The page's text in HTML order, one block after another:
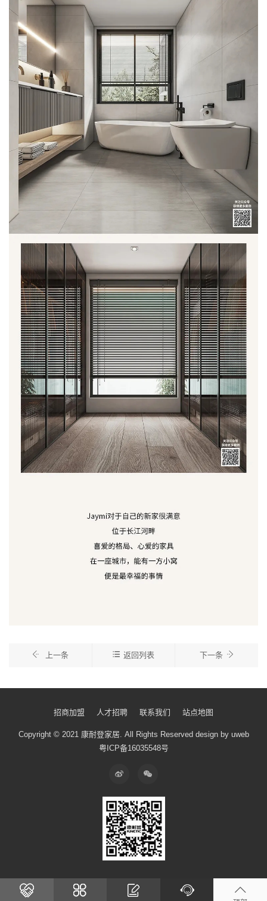
上一条 返回列表 下一条
招商加盟 人才招聘 联系我们 站点地图
Copyright © 2021 康耐登家居. All Rights Reserved design by uweb
粤ICP备16035548号